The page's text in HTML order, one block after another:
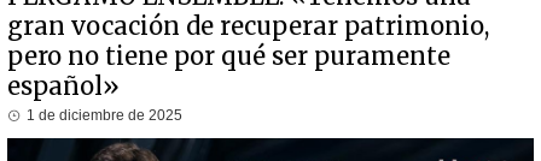
gran vocación de recuperar patrimonio,
pero no tiene por qué ser puramente
español»
1 de diciembre de 2025